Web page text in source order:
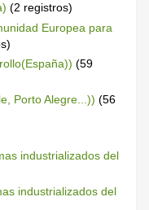
(2 registros)
Europea para
(59
Porto Alegre...)) (56
industrializados del
industrializados del